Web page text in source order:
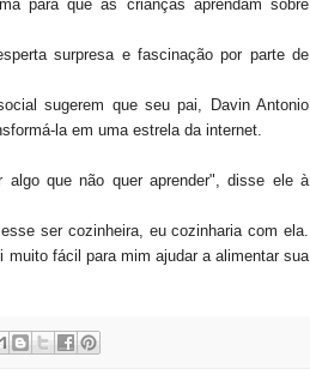
para que as crianças aprendam sobre
surpresa e fascinação por parte de
sugerem que seu pai, Davin Antonio
la em uma estrela da internet.
algo que não quer aprender", disse ele à
ser cozinheira, eu cozinharia com ela.
fácil para mim ajudar a alimentar sua